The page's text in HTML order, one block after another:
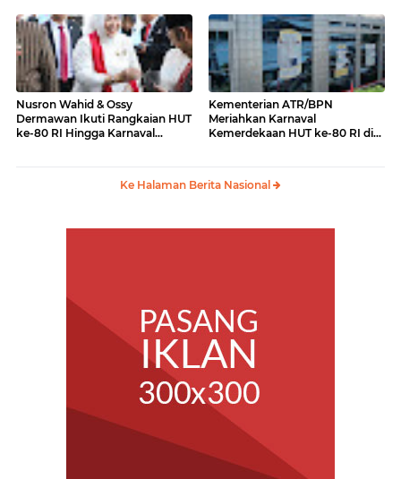
Nusron Wahid & Ossy
Dermawan Ikuti Rangkaian HUT
ke-80 RI Hingga Karnaval
Kementerian ATR/BPN
Meriahkan Karnaval
Kemerdekaan HUT ke-80 RI di
Ke Halaman Berita Nasional